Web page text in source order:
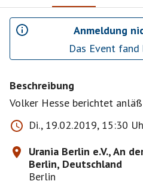
Anmeldung
Das Event
Beschreibung
Volker Hesse berichtet
Di., 19.02.2019, 15:30
Urania Berlin e.V., An
Berlin, Deutschland
Berlin